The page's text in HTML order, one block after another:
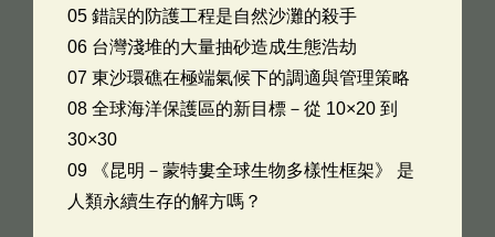
05 錯誤的防護工程是自然沙灘的殺手
06 台灣淺堆的大量抽砂造成生態浩劫
07 東沙環礁在極端氣候下的調適與管理策略
08 全球海洋保護區的新目標－從 10×20 到
30×30
09 《昆明－蒙特婁全球生物多樣性框架》 是
人類永續生存的解方嗎？